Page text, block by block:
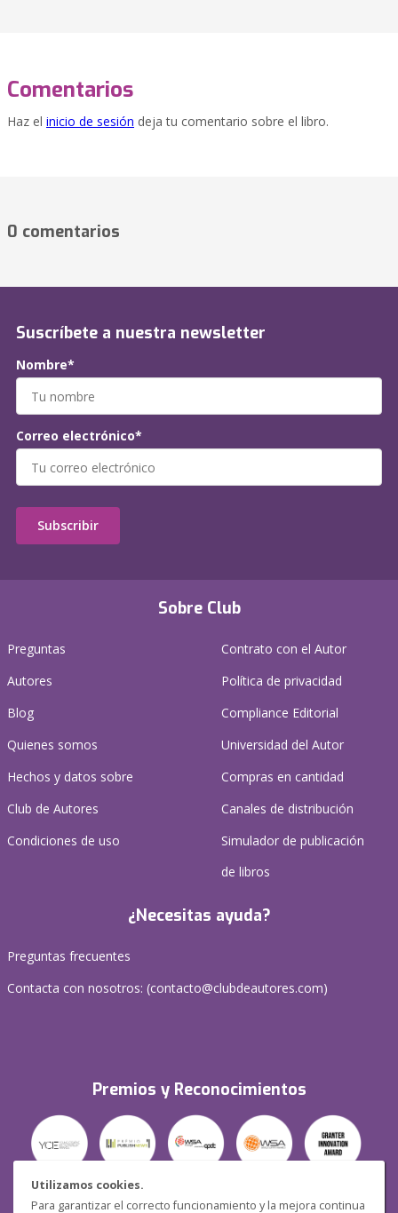
Utilizamos cookies.
Para garantizar el correcto funcionamiento y la mejora continua
Comentarios
Haz el inicio de sesión deja tu comentario sobre el libro.
0 comentarios
Sobre Club
Preguntas
Autores
Blog
Quienes somos
Hechos y datos sobre
Club de Autores
Condiciones de uso
Contrato con el Autor
Política de privacidad
Compliance Editorial
Universidad del Autor
Compras en cantidad
Canales de distribución
Simulador de publicación
de libros
¿Necesitas ayuda?
Preguntas frecuentes
Contacta con nosotros: (contacto@clubdeautores.com)
Premios y Reconocimientos
Suscríbete a nuestra newsletter
Nombre*
Correo electrónico*
Subscribir